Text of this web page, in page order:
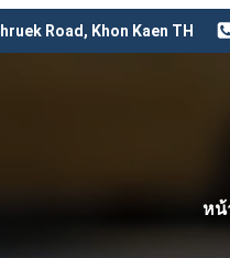
Road, Khon Kaen TH
หน้